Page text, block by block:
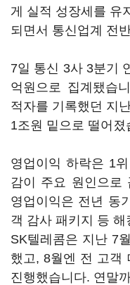
게 실적 성장세를 유
되면서 통신업계 전
7일 통신 3사 3분기
억원으로 집계됐습
적자를 기록했던 지
1조원 밑으로 떨어졌
영업이익 하락은 1
감이 주요 원인으로
영업이익은 전년 동
객 감사 패키지 등
SK텔레콤은 지난 7
했고, 8월엔 전 고객
진행했습니다. 연말